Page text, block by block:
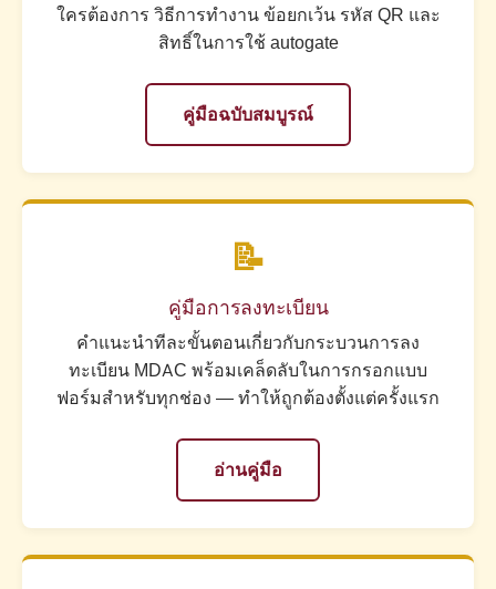
ใครต้องการ วิธีการทำงาน ข้อยกเว้น รหัส QR และ
สิทธิ์ในการใช้ autogate
คู่มือฉบับสมบูรณ์
📝
คู่มือการลงทะเบียน
คำแนะนำทีละขั้นตอนเกี่ยวกับกระบวนการลง
ทะเบียน MDAC พร้อมเคล็ดลับในการกรอกแบบ
ฟอร์มสำหรับทุกช่อง — ทำให้ถูกต้องตั้งแต่ครั้งแรก
อ่านคู่มือ